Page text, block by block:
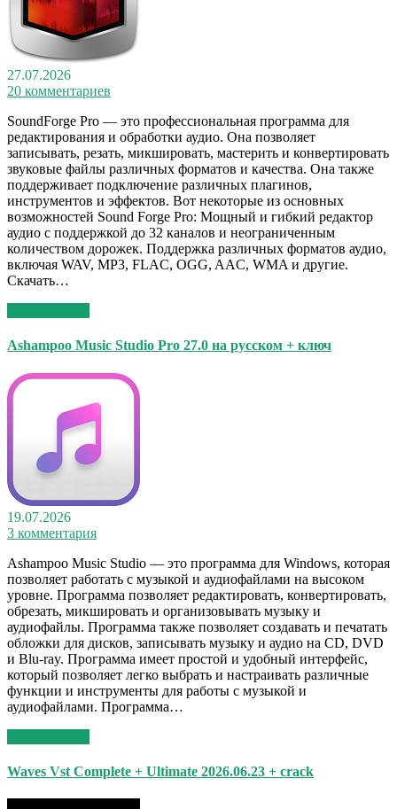
27.07.2026
20 комментариев
SoundForge Pro — это профессиональная программа для
редактирования и обработки аудио. Она позволяет
записывать, резать, микшировать, мастерить и конвертировать
звуковые файлы различных форматов и качества. Она также
поддерживает подключение различных плагинов,
инструментов и эффектов. Вот некоторые из основных
возможностей Sound Forge Pro: Мощный и гибкий редактор
аудио с поддержкой до 32 каналов и неограниченным
количеством дорожек. Поддержка различных форматов аудио,
включая WAV, MP3, FLAC, OGG, AAC, WMA и другие.
Скачать…
Ashampoo Music Studio Pro 27.0 на русском + ключ
19.07.2026
3 комментария
Ashampoo Music Studio — это программа для Windows, которая
позволяет работать с музыкой и аудиофайлами на высоком
уровне. Программа позволяет редактировать, конвертировать,
обрезать, микшировать и организовывать музыку и
аудиофайлы. Программа также позволяет создавать и печатать
обложки для дисков, записывать музыку и аудио на CD, DVD
и Blu-ray. Программа имеет простой и удобный интерфейс,
который позволяет легко выбрать и настраивать различные
функции и инструменты для работы с музыкой и
аудиофайлами. Программа…
Waves Vst Complete + Ultimate 2026.06.23 + crack